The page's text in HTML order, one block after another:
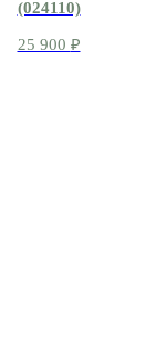
(024110)
25 900 ₽